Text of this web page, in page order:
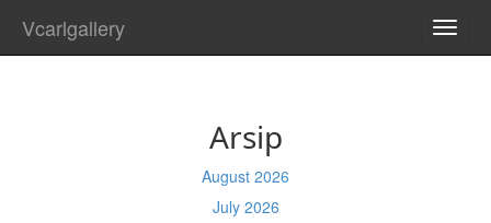
Vcarlgallery
Arsip
August 2026
July 2026